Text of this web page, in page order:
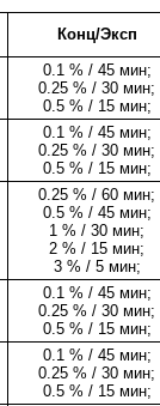
Конц/Эксп
0.1 % / 45 мин;
0.25 % / 30 мин;
0.5 % / 15 мин;
0.1 % / 45 мин;
0.25 % / 30 мин;
0.5 % / 15 мин;
0.25 % / 60 мин;
0.5 % / 45 мин;
1 % / 30 мин;
2 % / 15 мин;
3 % / 5 мин;
0.1 % / 45 мин;
0.25 % / 30 мин;
0.5 % / 15 мин;
0.1 % / 45 мин;
0.25 % / 30 мин;
0.5 % / 15 мин;